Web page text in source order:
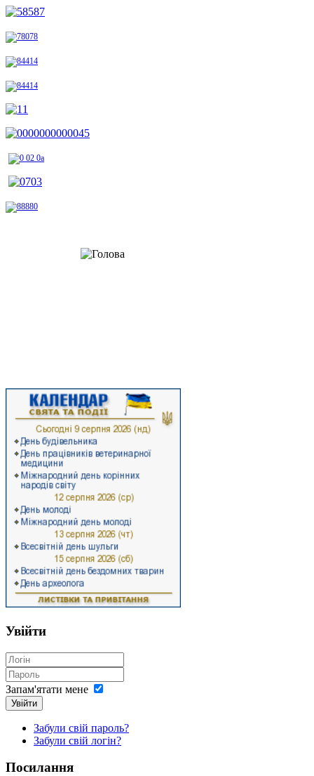
Увійти
Запам'ятати мене
Увійти
Забули свій пароль?
Забули свій логін?
Посилання